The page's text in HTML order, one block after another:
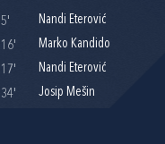
5'
Nandi Eterović
16'
Marko Kandido
17'
Nandi Eterović
34'
Josip Mešin